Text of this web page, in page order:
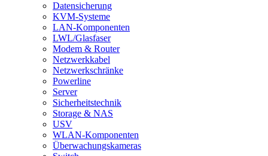
Datensicherung
KVM-Systeme
LAN-Komponenten
LWL/Glasfaser
Modem & Router
Netzwerkkabel
Netzwerkschränke
Powerline
Server
Sicherheitstechnik
Storage & NAS
USV
WLAN-Komponenten
Überwachungskameras